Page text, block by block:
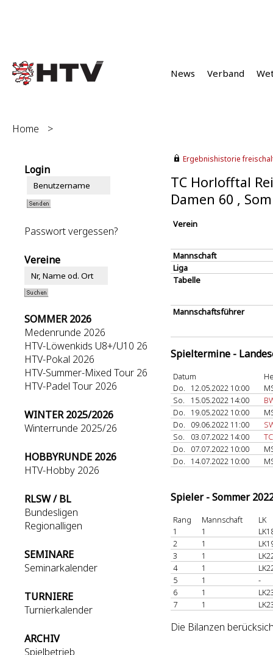
News Verband
Home >
Login
Passwort vergessen?
Vereine
SOMMER 2026
Medenrunde 2026
HTV-Löwenkids U8+/U10 26
HTV-Pokal 2026
HTV-Summer-Mixed Tour 26
HTV-Padel Tour 2026
WINTER 2025/2026
Winterrunde 2025/26
HOBBYRUNDE 2026
HTV-Hobby 2026
RLSW / BL
Bundesligen
Regionalligen
SEMINARE
Seminarkalender
TURNIERE
Turnierkalender
ARCHIV
Spielbetrieb
Ergebnishistorie
TC Horlofftal
Damen 60 ,
Verein
Mannschaft
Liga
Tabelle
Mannschaftsführer
Spieltermine -
Datum
Do.
12.05.2022 10:00
So.
15.05.2022 14:00
Do.
19.05.2022 10:00
Do.
09.06.2022 11:00
So.
03.07.2022 14:00
Do.
07.07.2022 10:00
Do.
14.07.2022 10:00
Spieler - Sommer
Rang Mannschaft
LK
1
1
2
1
3
1
4
1
5
1
-
6
1
7
1
Die Bilanzen